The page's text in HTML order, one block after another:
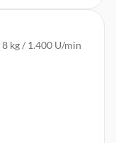
kg / 1.400 U/min